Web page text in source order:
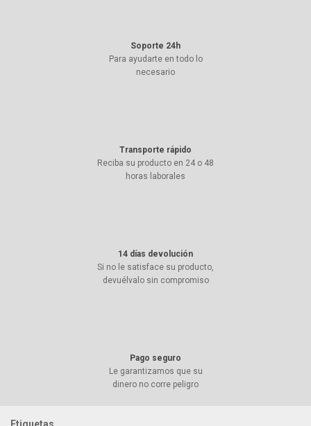
Soporte 24h
Para ayudarte en todo lo
necesario
Transporte rápido
Reciba su producto en 24 o 48
horas laborales
14 días devolución
Si no le satisface su producto,
devuélvalo sin compromiso
Pago seguro
Le garantizamos que su
dinero no corre peligro